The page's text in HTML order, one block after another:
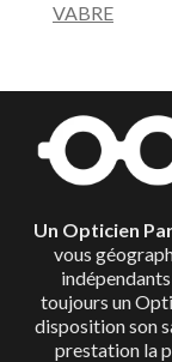
VABRE
Un Opticien
vous
toujours un
disposition son
prestation la